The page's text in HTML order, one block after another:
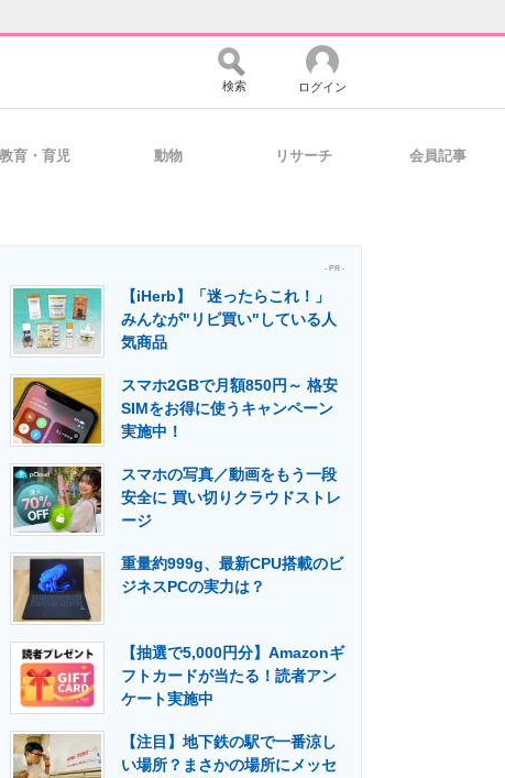
コミュニティ マーケ×ITの今がよく分かる
・活用を支援
門メディア 建設×テクノロジーの最前線
検索 ログイン
教育・育児 動物 リサーチ 会員記事
- PR -
【iHerb】「迷ったらこれ！」
みんなが"リピ買い"している人
気商品
スマホ2GBで月額850円～ 格安
SIMをお得に使うキャンペーン
実施中！
スマホの写真／動画をもう一段
安全に 買い切りクラウドストレ
ージ
重量約999g、最新CPU搭載のビ
ジネスPCの実力は？
【抽選で5,000円分】Amazonギ
フトカードが当たる！読者アン
ケート実施中
【注目】地下鉄の駅で一番涼し
い場所？まさかの場所にメッセ